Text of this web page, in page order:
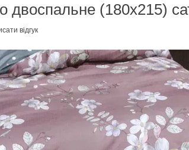
двоспальне (180х215)
відгук